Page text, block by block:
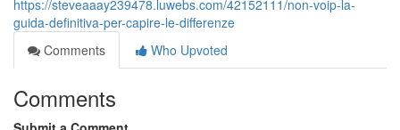
https://steveaaay239478.luwebs.com/42152111/non-voip-la-
guida-definitiva-per-capire-le-differenze
Comments
Who Upvoted
Comments